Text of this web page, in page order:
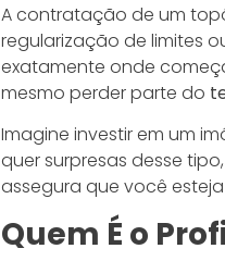
A contratação de um
regularização de limites
exatamente onde
mesmo perder parte do
Imagine investir em um
quer surpresas desse
assegura que você
Quem É o